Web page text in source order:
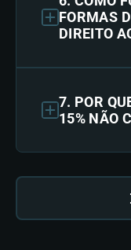
FORMAS
DIREITO
7. POR
15% NÃO